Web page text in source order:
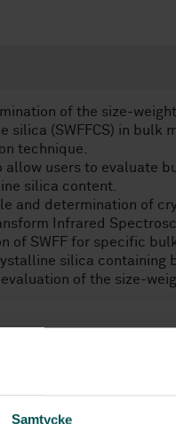
Samtycke
of the size-
(SWFFCS) in bulk
technique.
allow users to evaluate
silica content.
and determination of
Infrared
of SWFF for specific
silica containing
of the size-